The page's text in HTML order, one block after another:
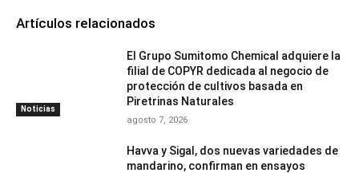
Artículos relacionados
Noticias
El Grupo Sumitomo Chemical adquiere la
filial de COPYR dedicada al negocio de
protección de cultivos basada en
Piretrinas Naturales
agosto 7, 2026
Havva y Sigal, dos nuevas variedades de
mandarino, confirman en ensayos